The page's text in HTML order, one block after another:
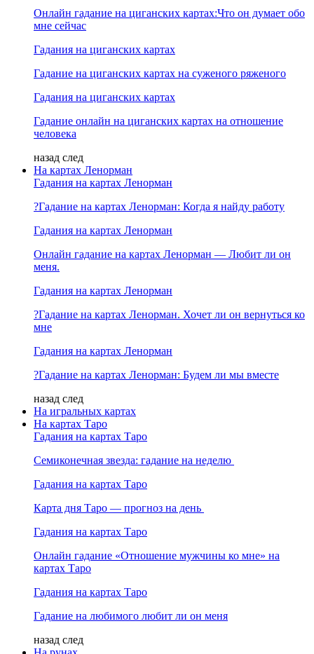
Онлайн гадание на циганских картах:Что он думает обо
мне сейчас
Гадания на циганских картах
Гадание на циганских картах на суженого ряженого
Гадания на циганских картах
Гадание онлайн на циганских картах на отношение
человека
назад след
На картах Ленорман
Гадания на картах Ленорман
?Гадание на картах Ленорман: Когда я найду работу
Гадания на картах Ленорман
Онлайн гадание на картах Ленорман — Любит ли он
меня.
Гадания на картах Ленорман
?Гадание на картах Ленорман. Хочет ли он вернуться ко
мне
Гадания на картах Ленорман
?Гадание на картах Ленорман: Будем ли мы вместе
назад след
На игральных картах
На картах Таро
Гадания на картах Таро
Семиконечная звезда: гадание на неделю
Гадания на картах Таро
Карта дня Таро — прогноз на день
Гадания на картах Таро
Онлайн гадание «Отношение мужчины ко мне» на
картах Таро
Гадания на картах Таро
Гадание на любимого любит ли он меня
назад след